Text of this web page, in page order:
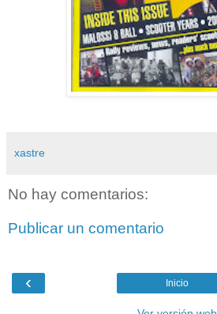
xastre
No hay comentarios:
Publicar un comentario
‹ Inicio